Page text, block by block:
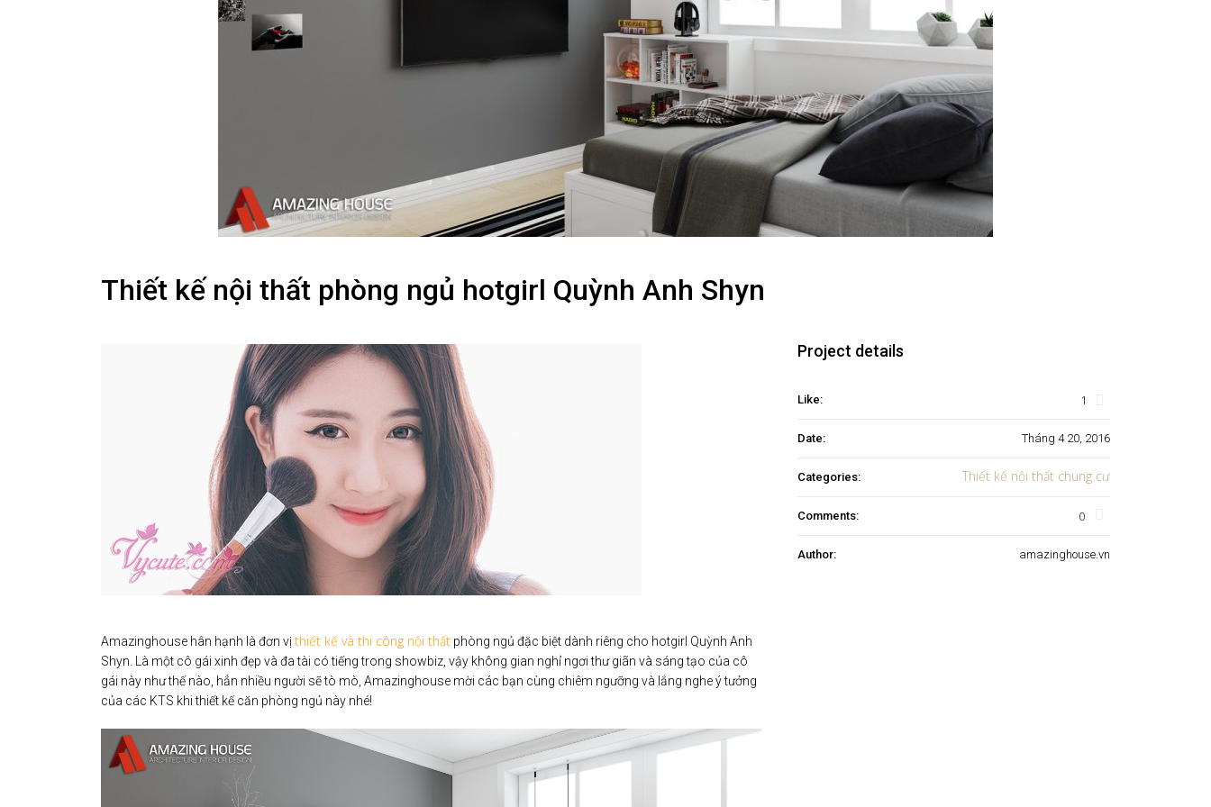
Thiết kế nội thất phòng ngủ hotgirl Quỳnh Anh Shyn
Amazinghouse hân hạnh là đơn vị thiết kế và thi công nội thất phòng ngủ đặc biệt dành riêng cho hotgirl Quỳnh Anh
Shyn. Là một cô gái xinh đẹp và đa tài có tiếng trong showbiz, vậy không gian nghỉ ngơi thư giãn và sáng tạo của cô
gái này như thế nào, hẳn nhiều người sẽ tò mò, Amazinghouse mời các bạn cùng chiêm ngưỡng và lắng nghe ý tưởng
của các KTS khi thiết kế căn phòng ngủ này nhé!
Project details
Like: 1
Date: Tháng 4 20, 2016
Categories: Thiết kế nội thất chung cư
Comments: 0
Author: amazinghouse.vn